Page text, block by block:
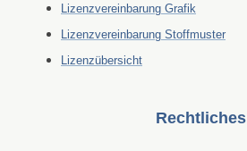
Lizenzvereinbarung Grafik
Lizenzvereinbarung Stoffmuster
Lizenzübersicht
Rechtliches